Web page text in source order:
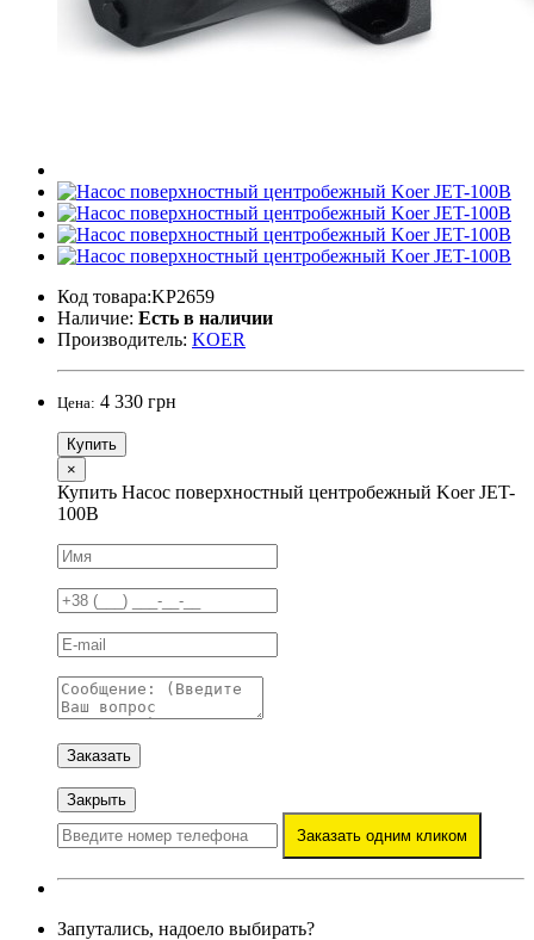
Код товара:KP2659
Наличие: Есть в наличии
Производитель: KOER
Цена: 4 330 грн
Купить
×
Купить Насос поверхностный центробежный Koer JET-
100B
Заказать
Закрыть
Заказать одним кликом
Запутались, надоело выбирать?